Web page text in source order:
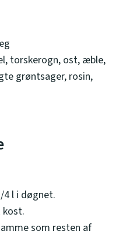
torskerogn, ost, æble,
grøntsager, rosin,
l i døgnet.
kost.
som resten af